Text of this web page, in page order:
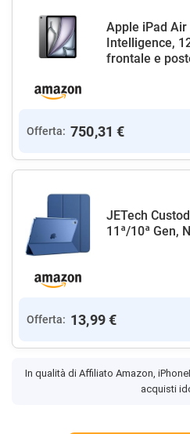
Apple iPad
Intelligence,
frontale e
Offerta: 750,31 €
JETech
11ª/10ª Gen,
Offerta: 13,99 €
In qualità di Affiliato Amazon,
acquisti